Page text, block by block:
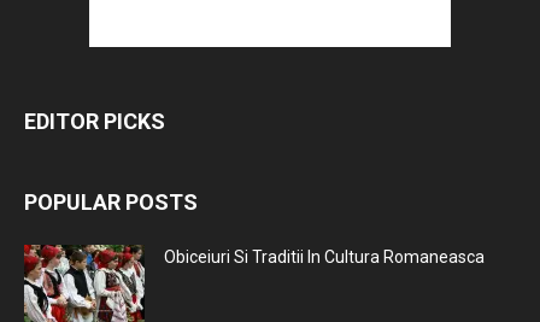
EDITOR PICKS
POPULAR POSTS
Obiceiuri Si Traditii In Cultura Romaneasca